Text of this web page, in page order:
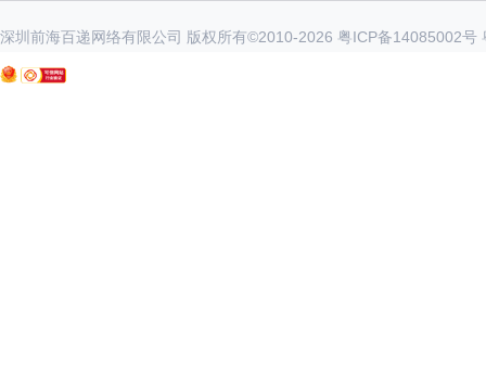
深圳前海百递网络有限公司 版权所有©2010-2026 粤ICP备14085002号